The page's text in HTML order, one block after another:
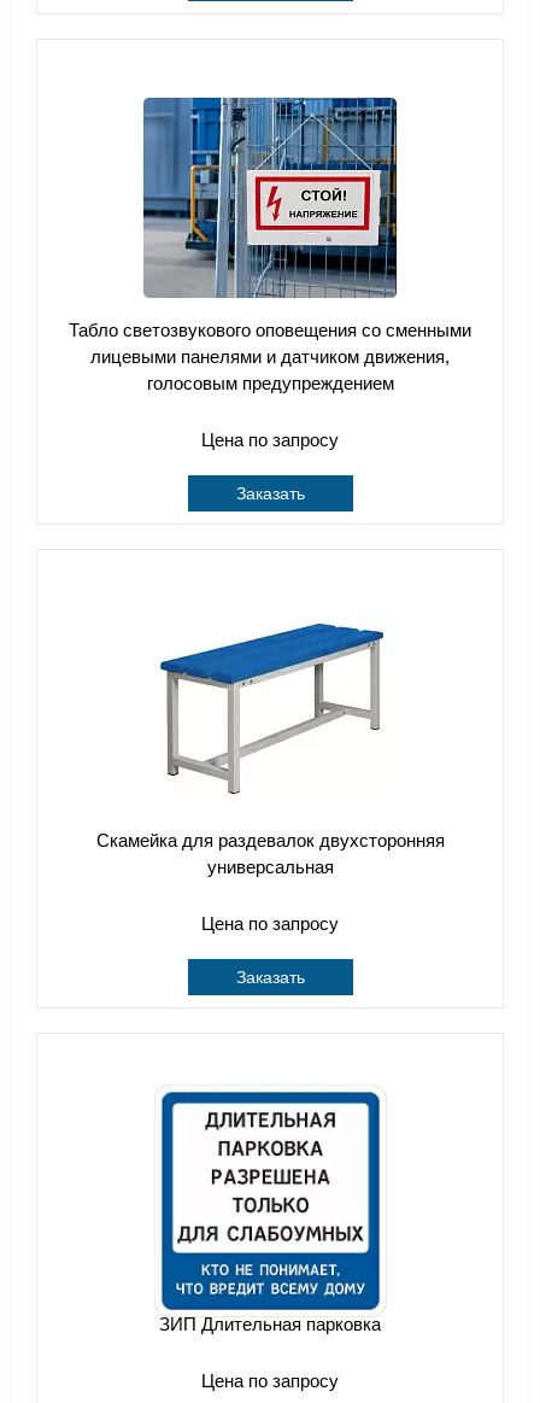
Табло светозвукового оповещения со сменными
лицевыми панелями и датчиком движения,
голосовым предупреждением
Цена по запросу
Заказать
Скамейка для раздевалок двухсторонняя
универсальная
Цена по запросу
Заказать
ЗИП Длительная парковка
Цена по запросу